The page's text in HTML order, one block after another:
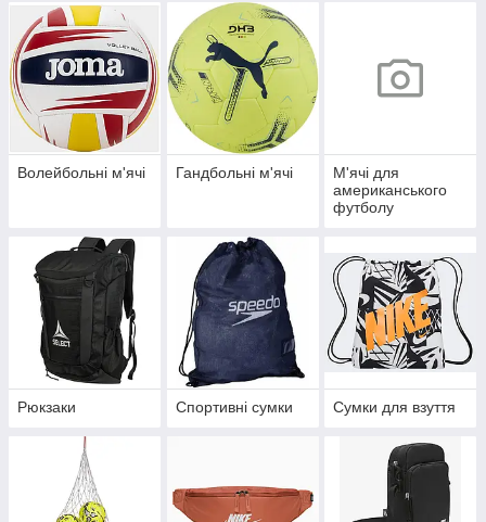
Волейбольні м'ячі Гандбольні м'ячі
М'ячі для
американського
футболу
Рюкзаки Спортивні сумки Сумки для взуття